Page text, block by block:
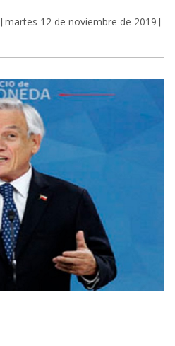
martes 12 de noviembre de 2019